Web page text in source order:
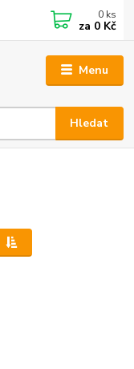
Menu
Hledat
0 ks
za 0 Kč